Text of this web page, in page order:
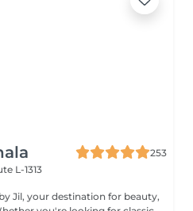
253
L-1313
Jil, your destination for beauty,